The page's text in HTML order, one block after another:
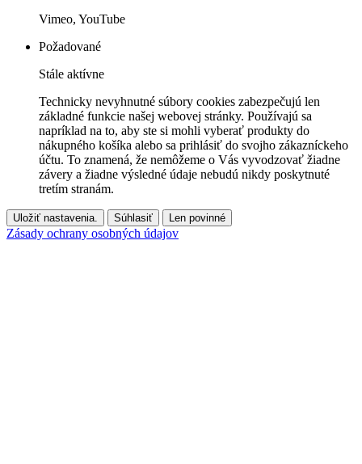
Vimeo, YouTube
Požadované
Stále aktívne
Technicky nevyhnutné súbory cookies zabezpečujú len
základné funkcie našej webovej stránky. Používajú sa
napríklad na to, aby ste si mohli vyberať produkty do
nákupného košíka alebo sa prihlásiť do svojho zákazníckeho
účtu. To znamená, že nemôžeme o Vás vyvodzovať žiadne
závery a žiadne výsledné údaje nebudú nikdy poskytnuté
tretím stranám.
Uložiť nastavenia. Súhlasiť Len povinné
Zásady ochrany osobných údajov